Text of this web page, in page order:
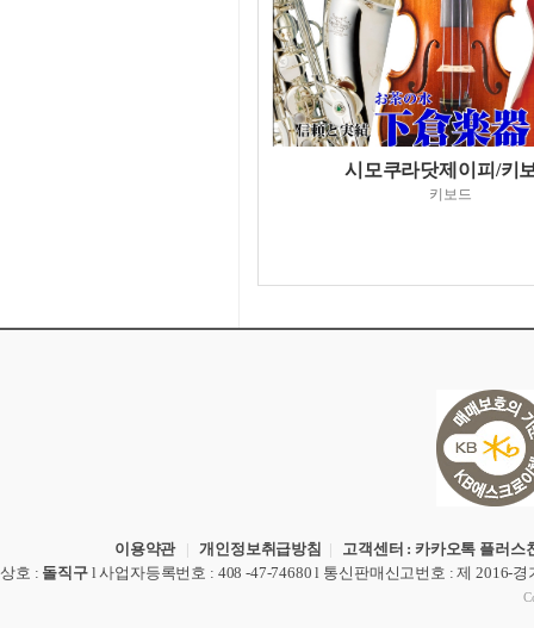
시모쿠라닷제이피/키
키보드
이용약관 |개인정보취급방침 | 고객센터 : 카카오톡 플러스
상호 : 돌직구 l사업자등록번호 : 408 -47-74680 l 통신판매신고번호 : 제 2016-